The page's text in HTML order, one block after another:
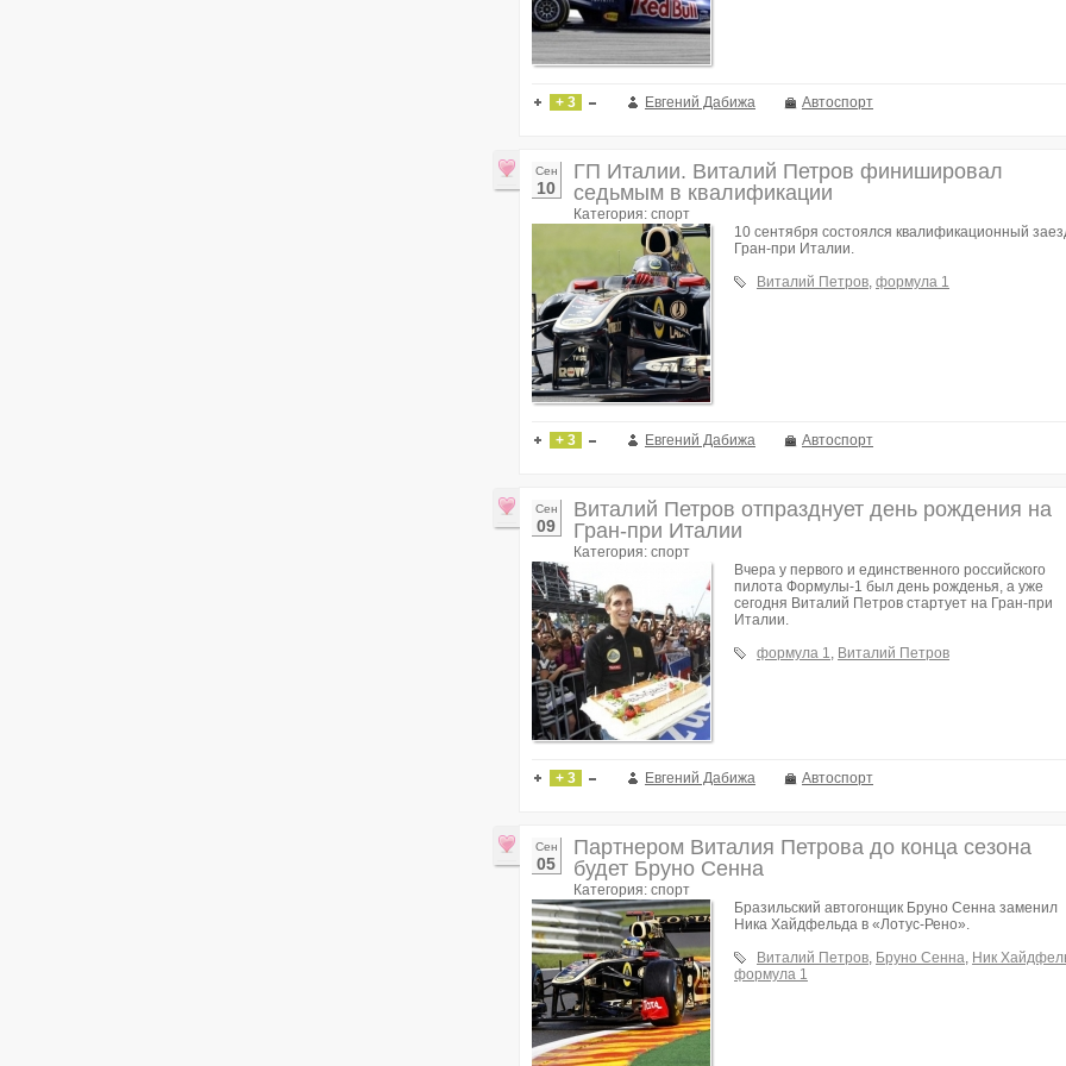
+ 3 Евгений Дабижа Автоспорт
Сен
10
ГП Италии. Виталий Петров финишировал
седьмым в квалификации
Категория: спорт
10 сентября состоялся квалификационный
Гран-при Италии.
Виталий Петров, формула 1
+ 3 Евгений Дабижа Автоспорт
Сен
09
Виталий Петров отпразднует день рождения на
Гран-при Италии
Категория: спорт
Вчера у первого и единственного российского
пилота Формулы-1 был день рожденья, а уже
сегодня Виталий Петров стартует на Гран-при
Италии.
формула 1, Виталий Петров
+ 3 Евгений Дабижа Автоспорт
Сен
05
Партнером Виталия Петрова до конца сезона
будет Бруно Сенна
Категория: спорт
Бразильский автогонщик Бруно Сенна заменил
Ника Хайдфельда в «Лотус-Рено».
Виталий Петров, Бруно Сенна, Ник
формула 1